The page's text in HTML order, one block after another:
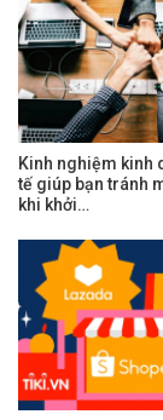
Kinh nghiệm kinh
tế giúp bạn tránh
khi khởi…